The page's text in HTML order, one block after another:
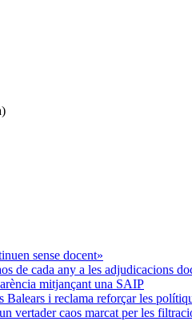
sense docent»
de cada any a les adjudicacions
mitjançant una SAIP
i reclama reforçar les
vertader caos marcat per les